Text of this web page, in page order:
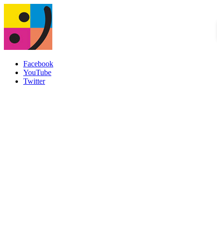
Facebook
YouTube
Twitter